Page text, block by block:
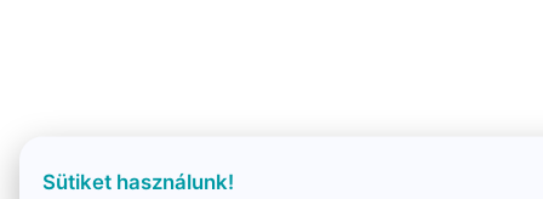
Sütiket használunk!